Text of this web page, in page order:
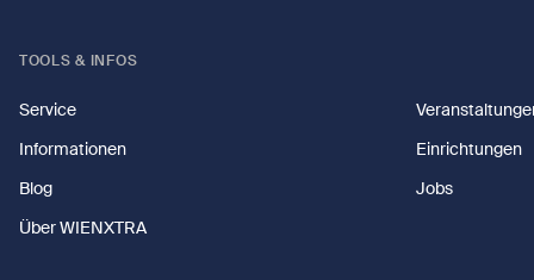
TOOLS & INFOS
Service
Informationen
Einrichtungen
Blog
Jobs
Über WIENXTRA